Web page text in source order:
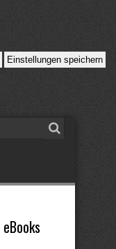
Einstellungen speichern
eBooks